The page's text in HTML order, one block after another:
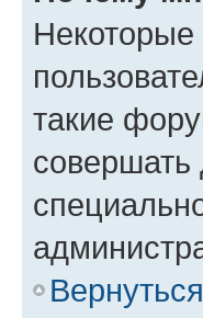
такие
совершать